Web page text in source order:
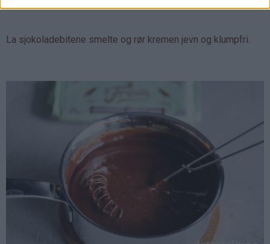
La sjokoladebitene smelte og rør kremen jevn og klumpfri.